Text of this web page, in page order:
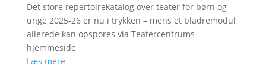
Det store repertoirekatalog over teater for børn og
unge 2025-26 er nu i trykken – mens et bladremodul
allerede kan opspores via Teatercentrums
hjemmeside
Læs mere